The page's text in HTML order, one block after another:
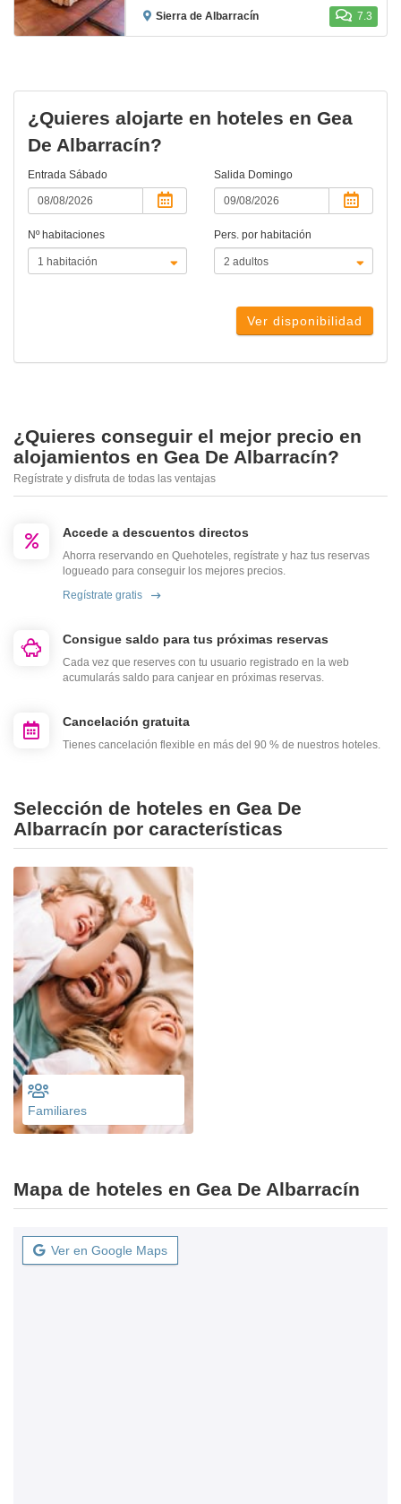
Sierra de Albarracín 7.3
¿Quieres alojarte en hoteles en Gea
De Albarracín?
Entrada Sábado Salida Domingo
Nº habitaciones Pers. por habitación
Ver disponibilidad
¿Quieres conseguir el mejor precio en
alojamientos en Gea De Albarracín?
Regístrate y disfruta de todas las ventajas
Accede a descuentos directos
Ahorra reservando en Quehoteles, regístrate y haz tus reservas
logueado para conseguir los mejores precios.
Regístrate gratis
Consigue saldo para tus próximas reservas
Cada vez que reserves con tu usuario registrado en la web
acumularás saldo para canjear en próximas reservas.
Cancelación gratuita
Tienes cancelación flexible en más del 90 % de nuestros hoteles.
Selección de hoteles en Gea De
Albarracín por características
Familiares
Mapa de hoteles en Gea De Albarracín
Ver en Google Maps